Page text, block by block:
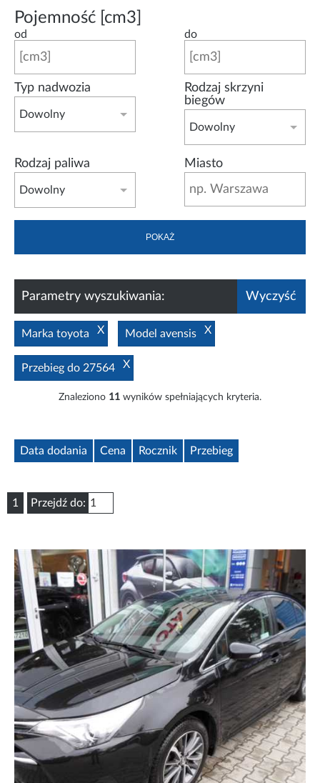
Pojemność [cm3]
od do
Typ nadwozia
Dowolny
Rodzaj skrzyni
biegów
Dowolny
Rodzaj paliwa
Dowolny
Miasto
Parametry wyszukiwania: Wyczyść
Marka toyota X Model avensis X
Przebieg do 27564 X
Znaleziono 11 wyników spełniających kryteria.
Data dodania Cena Rocznik Przebieg
1 Przejdź do: